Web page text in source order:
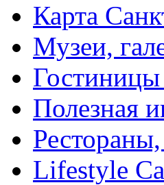
Карта
Музеи,
Гостиницы
Полезная
Lifestyle